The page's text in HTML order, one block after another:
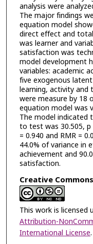
analysis were
The major findings
equation model
direct effect and
was learner and
satisfaction was
model development
variables: academic
five exogenous
learning, activity and
were measure by 18
equation model was
The model indicated
to test was 30.505, p
= 0.940 and RMR =
44.0% of variance in
achievement and
satisfaction.
Creative
This work is licensed
Attribution-
International License.